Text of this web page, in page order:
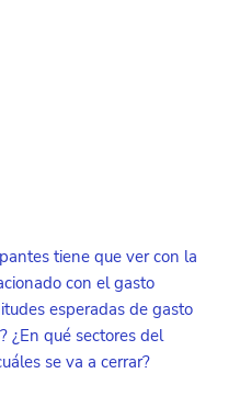
tiene que ver con la
con el gasto
esperadas de gasto
¿En qué sectores del
se va a cerrar?